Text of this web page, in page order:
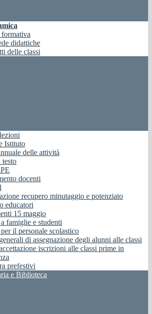
didattiche
delle classi
Istituto
delle attività
docenti
recupero minutaggio e potenziato
educatori
15 maggio
famiglie e studenti
il personale scolastico
di assegnazione degli alunni alle classi
iscrizioni alle classi prime in
prefestivi
e Biblioteca